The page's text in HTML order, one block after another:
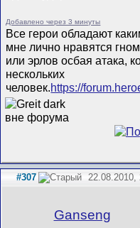
Добавлено через 3 минуты
Все герои обладают
мне лично нравятся
или эрлов осбая атака,
нескольких
человек.https://
#307 22.08.2010,
Ganseng